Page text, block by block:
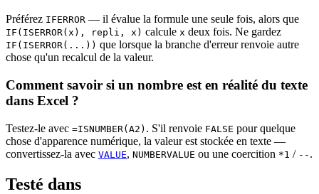
Préférez IFERROR — il évalue la formule une seule fois, alors que
IF(ISERROR(x), repli, x) calcule x deux fois. Ne gardez
IF(ISERROR(...)) que lorsque la branche d'erreur renvoie autre
chose qu'un recalcul de la valeur.
Comment savoir si un nombre est en réalité du texte
dans Excel ?
Testez-le avec =ISNUMBER(A2) . S'il renvoie FALSE pour quelque
chose d'apparence numérique, la valeur est stockée en texte —
convertissez-la avec VALUE, NUMBERVALUE ou une coercition *1 / -- .
Testé dans